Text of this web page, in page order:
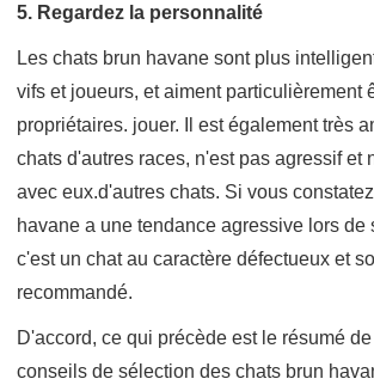
5. Regardez la personnalité
Les chats brun havane sont plus
vifs et joueurs, et aiment particulièrement
propriétaires. jouer. Il est également très
chats d'autres races, n'est pas agressif et
avec eux.d'autres chats. Si vous
havane a une tendance agressive lors de
c'est un chat au caractère défectueux et
recommandé.
D'accord, ce qui précède est le résumé
conseils de sélection des chats brun